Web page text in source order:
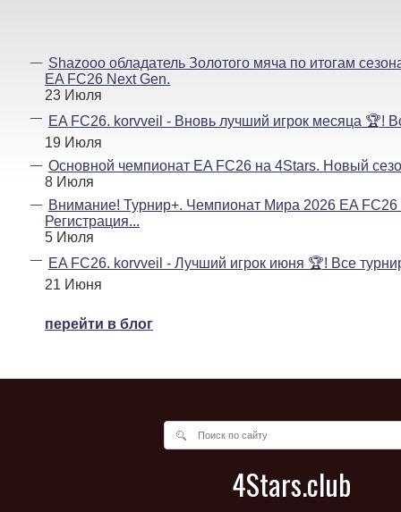
Shazooo обладатель Золотого мяча по итогам
EA FC26 Next Gen.
23 Июля
EA FC26. korvveil - Вновь лучший игрок месяца 🏆!
19 Июля
Основной чемпионат EA FC26 на 4Stars. Новый
8 Июля
Внимание! Турнир+. Чемпионат Мира 2026 EA FC26
Регистрация...
5 Июля
EA FC26. korvveil - Лучший игрок июня 🏆! Все
21 Июня
перейти в блог
4Stars.club